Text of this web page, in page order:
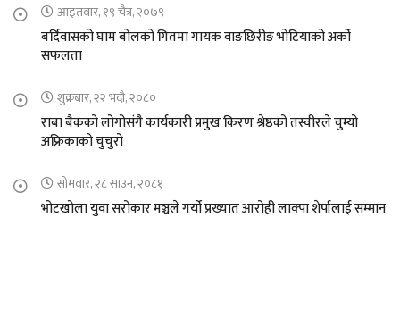
आइतवार, १९ चैत्र, २०७९
बर्दिवासको घाम बोलको गितमा गायक वाङछिरीङ भोटियाको अर्को
सफलता
शुक्रबार, २२ भदौ, २०८०
राबा बैकको लोगोसंगै कार्यकारी प्रमुख किरण श्रेष्ठको तस्वीरले चुम्यो
अफ्रिकाको चुचुरो
सोमवार, २८ साउन, २०८१
भोटखोला युवा सरोकार मञ्चले गर्यो प्रख्यात आरोही लाक्पा शेर्पालाई सम्मान